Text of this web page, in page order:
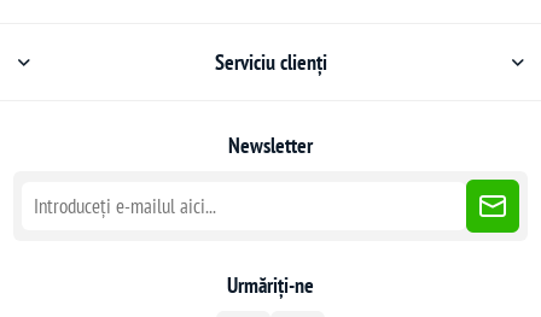
Serviciu clienți
Newsletter
Urmăriți-ne